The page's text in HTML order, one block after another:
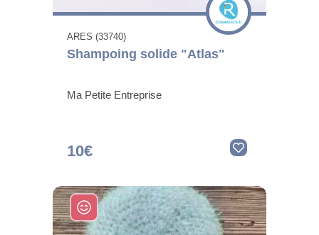
ARES (33740)
Shampoing solide "Atlas"
Ma Petite Entreprise
10€